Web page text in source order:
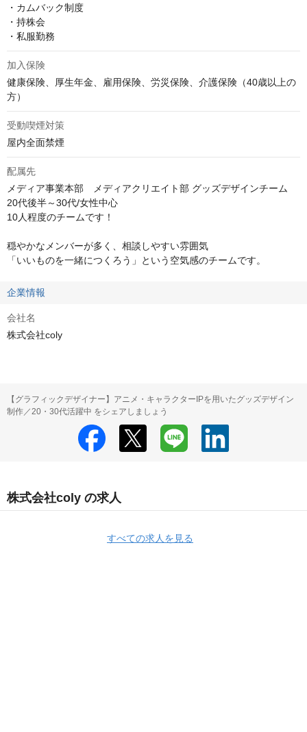
・カムバック制度
・持株会
・私服勤務
加入保険
健康保険、厚生年金、雇用保険、労災保険、介護保険（40歳以上の
方）
受動喫煙対策
屋内全面禁煙
配属先
メディア事業本部　メディアクリエイト部 グッズデザインチーム
20代後半～30代/女性中心
10人程度のチームです！
穏やかなメンバーが多く、相談しやすい雰囲気
「いいものを一緒につくろう」という空気感のチームです。
企業情報
会社名
株式会社coly
【グラフィックデザイナー】アニメ・キャラクターIPを用いたグッズデザイン
制作／20・30代活躍中 をシェアしましょう
株式会社coly の求人
すべての求人を見る